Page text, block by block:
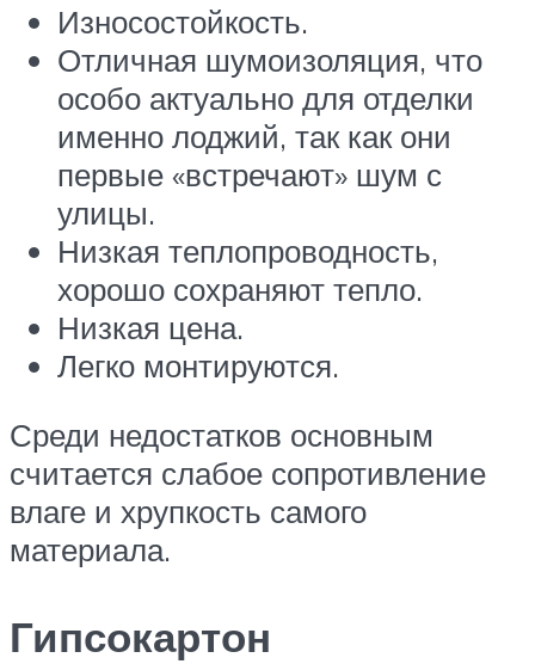
Износостойкость.
Отличная шумоизоляция, что
особо актуально для отделки
именно лоджий, так как они
первые «встречают» шум с
улицы.
Низкая теплопроводность,
хорошо сохраняют тепло.
Низкая цена.
Легко монтируются.
Среди недостатков основным
считается слабое сопротивление
влаге и хрупкость самого
материала.
Гипсокартон